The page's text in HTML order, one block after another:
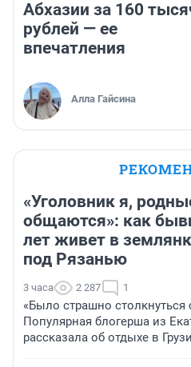
Абхазии за 160
рублей — ее
впечатления
Алла Гайсина
«Уголовник я,
общаются»: как
лет живет в
под Рязанью
3 часа 2 287 1
«Было страшно столкнуться
Популярная блогерша из
рассказала об отдыхе в